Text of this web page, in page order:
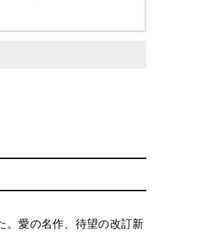
愛の名作、待望の改訂新